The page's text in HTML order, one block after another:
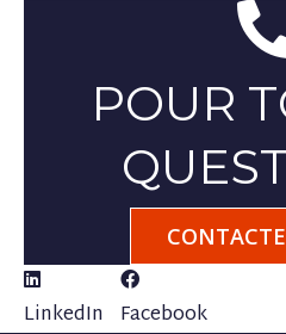
POUR
LinkedIn Facebook